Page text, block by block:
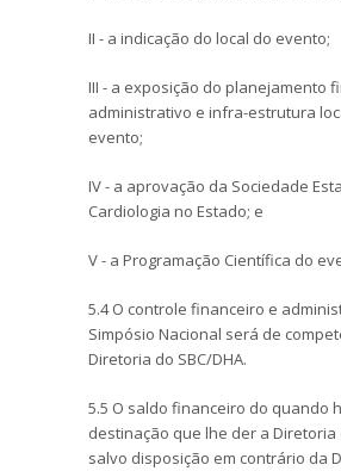
II - a indicação do local do evento;
III - a exposição do planejamento
administrativo e infra-estrutura
evento;
IV - a aprovação da Sociedade
Cardiologia no Estado; e
V - a Programação Científica do
5.4 O controle financeiro e
Simpósio Nacional será de
Diretoria do SBC/DHA.
5.5 O saldo financeiro do quando
destinação que lhe der a Diretoria
salvo disposição em contrário da